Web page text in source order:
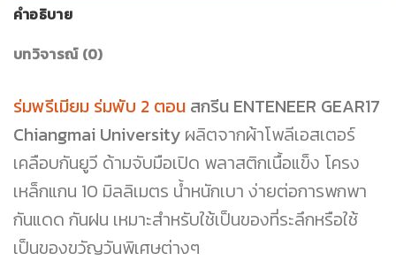
คำอธิบาย
บทวิจารณ์ (0)
ร่มพรีเมียม ร่มพับ 2 ตอน สกรีน ENTENEER GEAR17
Chiangmai University ผลิตจากผ้าโพลีเอสเตอร์
เคลือบกันยูวี ด้ามจับมือเปิด พลาสติกเนื้อแข็ง โครง
เหล็กแกน 10 มิลลิเมตร น้ำหนักเบา ง่ายต่อการพกพา
กันแดด กันฝน เหมาะสำหรับใช้เป็นของที่ระลึกหรือใช้
เป็นของขวัญวันพิเศษต่างๆ